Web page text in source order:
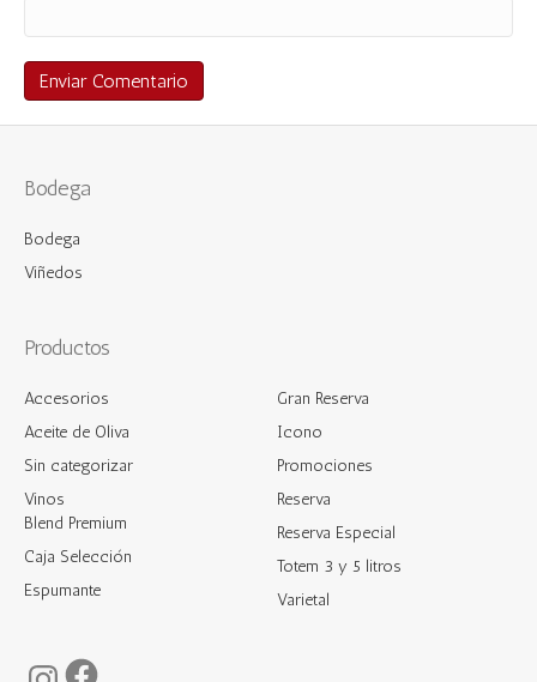
Bodega
Bodega
Viñedos
Productos
Accesorios
Aceite de Oliva
Sin categorizar
Vinos
Blend Premium
Caja Selección
Espumante
Gran Reserva
Icono
Promociones
Reserva
Reserva Especial
Totem 3 y 5 litros
Varietal
Facebook